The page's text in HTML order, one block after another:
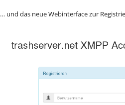
… und das neue Webinterface zur